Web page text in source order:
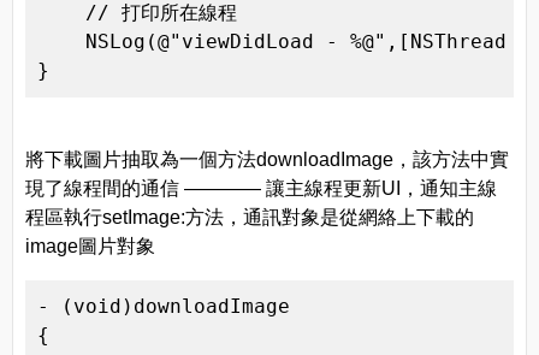
    // 打印所在線程
NSLog(@"viewDidLoad - %@",[NSThread
}
將下載圖片抽取為一個方法downloadImage，該方法中實
現了線程間的通信 ———— 讓主線程更新UI，通知主線
程區執行setImage:方法，通訊對象是從網絡上下載的
image圖片對象
- (void)downloadImage
{